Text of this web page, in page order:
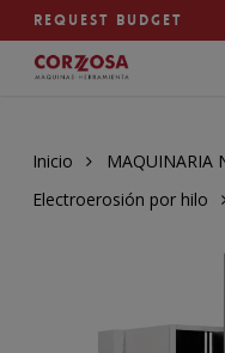
main
content
Request budget
Inicio MAQUINARIA
Electroerosión por hilo